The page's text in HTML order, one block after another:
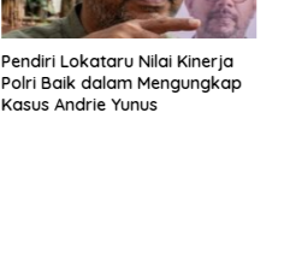
Pendiri Lokataru Nilai Kinerja
Polri Baik dalam Mengungkap
Kasus Andrie Yunus